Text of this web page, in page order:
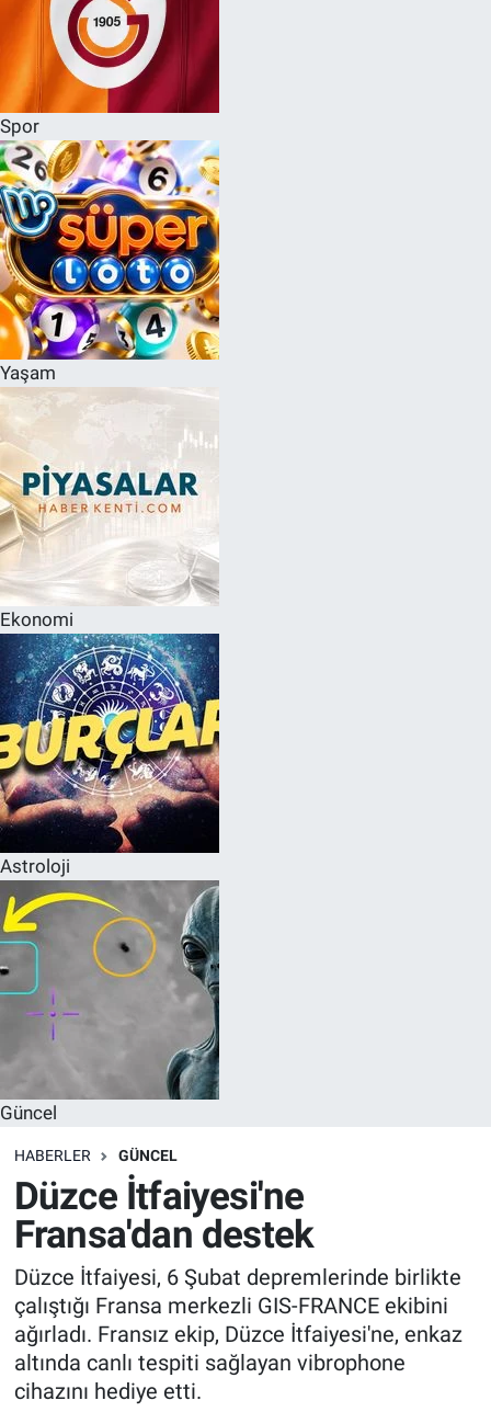
Spor
Yaşam
Ekonomi
Astroloji
Güncel
HABERLER GÜNCEL
Düzce İtfaiyesi'ne
Fransa'dan destek
Düzce İtfaiyesi, 6 Şubat depremlerinde birlikte
çalıştığı Fransa merkezli GIS-FRANCE ekibini
ağırladı. Fransız ekip, Düzce İtfaiyesi'ne, enkaz
altında canlı tespiti sağlayan vibrophone
cihazını hediye etti.